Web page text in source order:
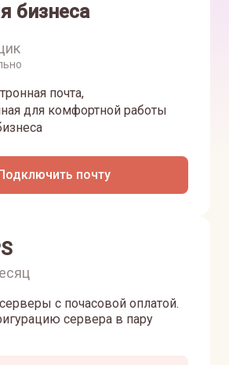
бизнеса
почта,
для комфортной работы
почту
с почасовой оплатой.
сервера в пару